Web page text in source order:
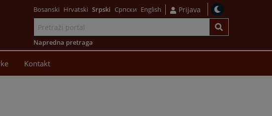
Bosanski Hrvatski Srpski Српски English Prijava
Napredna pretraga
Kontakt